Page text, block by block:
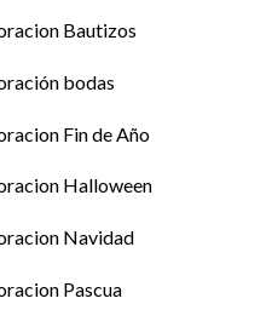
Bautizos
bodas
Fin de Año
Halloween
Navidad
Pascua